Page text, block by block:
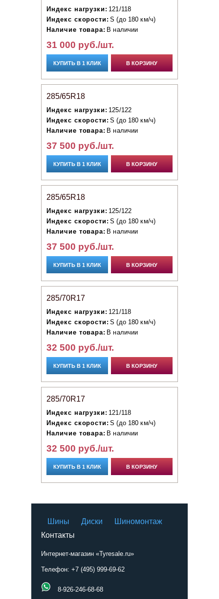
Индекс нагрузки: 121/118
Индекс скорости: S (до 180 км/ч)
Наличие товара: В наличии
31 000 руб./шт.
КУПИТЬ В 1 КЛИК В КОРЗИНУ
285/65R18
Индекс нагрузки: 125/122
Индекс скорости: S (до 180 км/ч)
Наличие товара: В наличии
37 500 руб./шт.
КУПИТЬ В 1 КЛИК В КОРЗИНУ
285/65R18
Индекс нагрузки: 125/122
Индекс скорости: S (до 180 км/ч)
Наличие товара: В наличии
37 500 руб./шт.
КУПИТЬ В 1 КЛИК В КОРЗИНУ
285/70R17
Индекс нагрузки: 121/118
Индекс скорости: S (до 180 км/ч)
Наличие товара: В наличии
32 500 руб./шт.
КУПИТЬ В 1 КЛИК В КОРЗИНУ
285/70R17
Индекс нагрузки: 121/118
Индекс скорости: S (до 180 км/ч)
Наличие товара: В наличии
32 500 руб./шт.
КУПИТЬ В 1 КЛИК В КОРЗИНУ
Шины Диски
Шиномонтаж
Контакты
Интернет-магазин «Tyresale.ru»
Телефон: +7 (495) 999-69-62
8-926-246-68-68